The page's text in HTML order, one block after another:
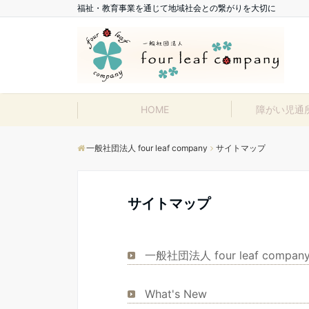
福祉・教育事業を通じて地域社会との繋がりを大切に
HOME 障がい児通
一般社団法人 four leaf company サイトマップ
サイトマップ
一般社団法人 four leaf company
What's New